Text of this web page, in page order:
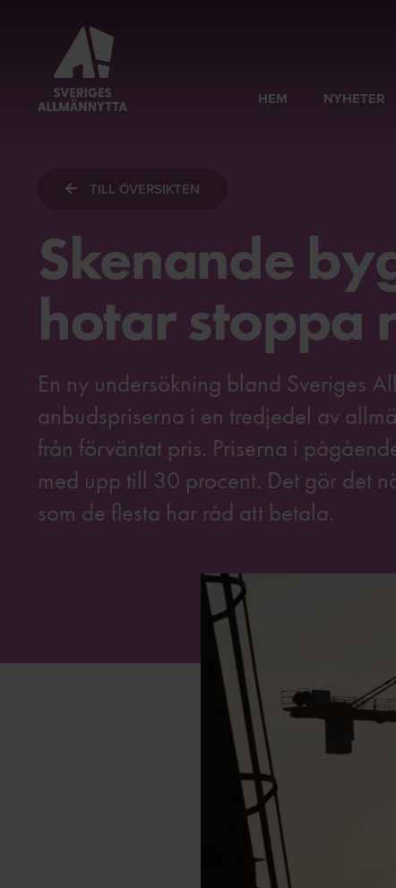
HEM NYHETER
TILL ÖVERSIKTEN
Skenande
hotar stoppa
En ny undersökning bland Sveriges
anbudspriserna i en tredjedel av
från förväntat pris. Priserna i
med upp till 30 procent. Det gör det
som de flesta har råd att betala.